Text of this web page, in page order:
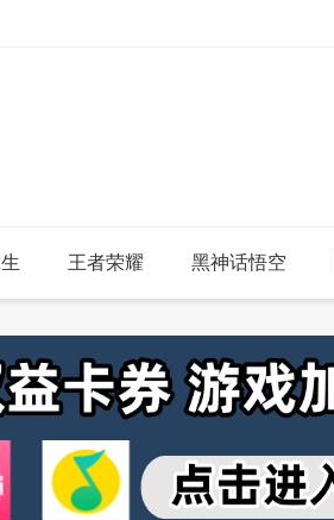
王者荣耀 黑神话悟空